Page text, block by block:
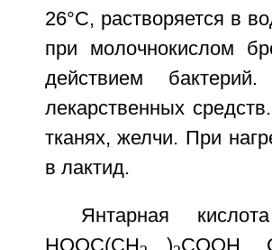
26°С, растворяется в
при молочнокислом
действием
лекарственных
тканях, желчи. При
в лактид.
Янтарная
НООС(СН
) СООН,